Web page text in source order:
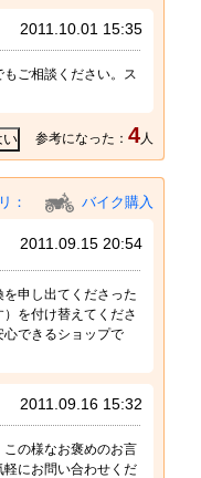
2011.10.01 15:35
ご相談ください。ス
参考になった： 4人
： バイク購入
2011.09.15 20:54
申し出てくださった
を付け替えてくださ
できるショップで
2011.09.16 15:32
の様なお褒めのお言
にお問い合わせくだ